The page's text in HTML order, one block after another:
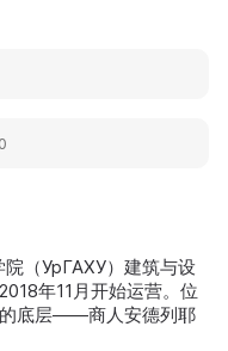
院（УрГАХУ）建筑与设
年11月开始运营。位
的底层——商人安德列耶
0